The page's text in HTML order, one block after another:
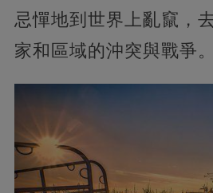
忌憚地到世界上亂竄，
家和區域的沖突與戰爭。